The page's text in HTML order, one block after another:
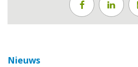
Nieuws